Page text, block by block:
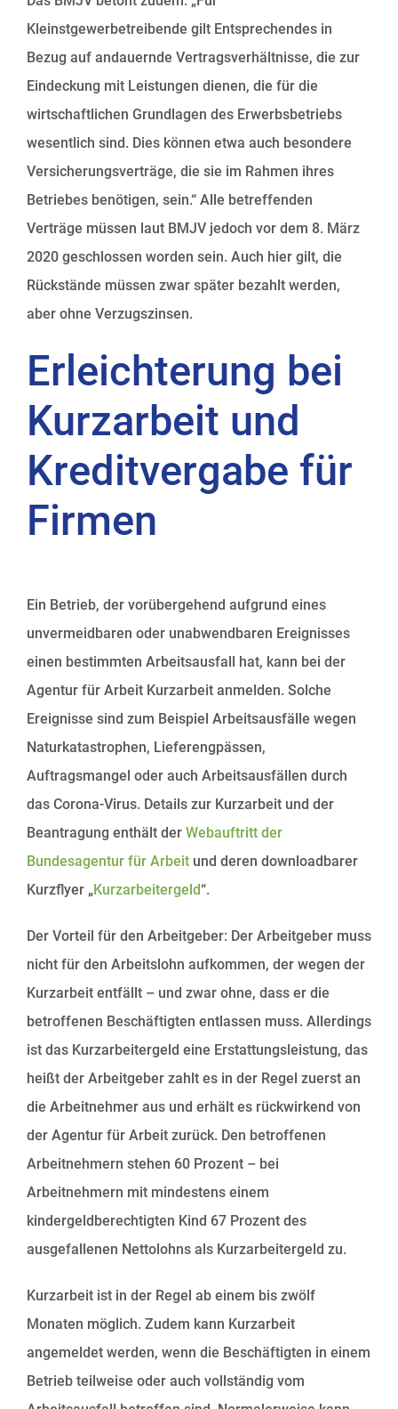
Kleinstgewerbetreibende gilt Entsprechendes in
Bezug auf andauernde Vertragsverhältnisse, die zur
Eindeckung mit Leistungen dienen, die für die
wirtschaftlichen Grundlagen des Erwerbsbetriebs
wesentlich sind. Dies können etwa auch besondere
Versicherungsverträge, die sie im Rahmen ihres
Betriebes benötigen, sein.“ Alle betreffenden
Verträge müssen laut BMJV jedoch vor dem 8. März
2020 geschlossen worden sein. Auch hier gilt, die
Rückstände müssen zwar später bezahlt werden,
aber ohne Verzugszinsen.
Erleichterung bei
Kurzarbeit und
Kreditvergabe für
Firmen
Ein Betrieb, der vorübergehend aufgrund eines
unvermeidbaren oder unabwendbaren Ereignisses
einen bestimmten Arbeitsausfall hat, kann bei der
Agentur für Arbeit Kurzarbeit anmelden. Solche
Ereignisse sind zum Beispiel Arbeitsausfälle wegen
Naturkatastrophen, Lieferengpässen,
Auftragsmangel oder auch Arbeitsausfällen durch
das Corona-Virus. Details zur Kurzarbeit und der
Beantragung enthält der Webauftritt der
Bundesagentur für Arbeit und deren downloadbarer
Kurzflyer „Kurzarbeitergeld“.
Der Vorteil für den Arbeitgeber: Der Arbeitgeber muss
nicht für den Arbeitslohn aufkommen, der wegen der
Kurzarbeit entfällt – und zwar ohne, dass er die
betroffenen Beschäftigten entlassen muss. Allerdings
ist das Kurzarbeitergeld eine Erstattungsleistung, das
heißt der Arbeitgeber zahlt es in der Regel zuerst an
die Arbeitnehmer aus und erhält es rückwirkend von
der Agentur für Arbeit zurück. Den betroffenen
Arbeitnehmern stehen 60 Prozent – bei
Arbeitnehmern mit mindestens einem
kindergeldberechtigten Kind 67 Prozent des
ausgefallenen Nettolohns als Kurzarbeitergeld zu.
Kurzarbeit ist in der Regel ab einem bis zwölf
Monaten möglich. Zudem kann Kurzarbeit
angemeldet werden, wenn die Beschäftigten in einem
Betrieb teilweise oder auch vollständig vom